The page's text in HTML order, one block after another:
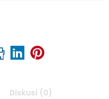
Diskusi (0)